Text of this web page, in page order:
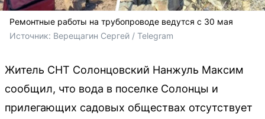
Ремонтные работы на трубопроводе ведутся с 30 мая
Источник: Верещагин Сергей / Telegram
Житель СНТ Солонцовский Нанжуль Максим
сообщил, что вода в поселке Солонцы и
прилегающих садовых обществах отсутствует